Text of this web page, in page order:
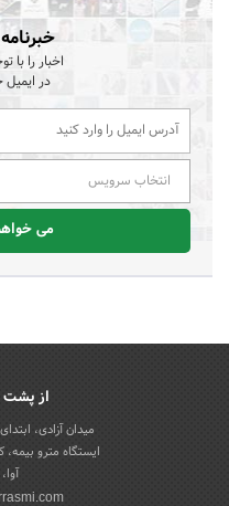
اخبار را با
در
انتخاب سرویس
می
از پشت
میدان آزادی،
ایستگاه مترو